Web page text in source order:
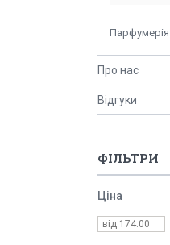
Про нас
Відгуки
ФІЛЬТРИ
Ціна